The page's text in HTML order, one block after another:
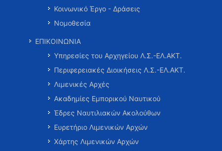
Κοινωνικό Έργο - Δράσεις
Νομοθεσία
ΕΠΙΚΟΙΝΩΝΙΑ
Υπηρεσίες του Αρχηγείου Λ.Σ.-ΕΛ.ΑΚΤ.
Περιφερειακές Διοικήσεις Λ.Σ.-ΕΛ.ΑΚΤ.
Λιμενικές Αρχές
Ακαδημίες Εμπορικού Ναυτικού
Έδρες Ναυτιλιακών Ακολούθων
Ευρετήριο Λιμενικών Αρχών
Χάρτης Λιμενικών Αρχών